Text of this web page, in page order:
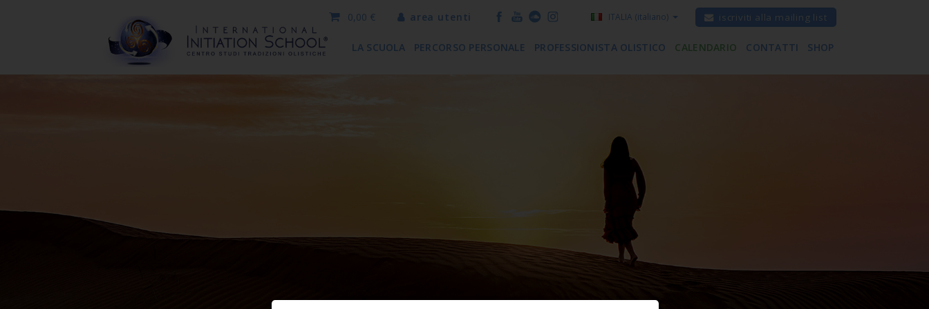
iscriviti alla mailing list
ITALIA (italiano)
area utenti
0,00 €
LA SCUOLA PERCORSO PERSONALE PROFESSIONISTA OLISTICO CALENDARIO CONTATTI SHOP